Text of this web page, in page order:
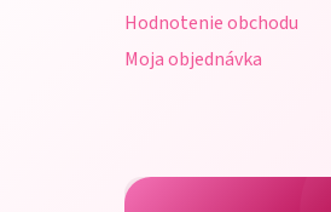
Hodnotenie obchodu
Moja objednávka